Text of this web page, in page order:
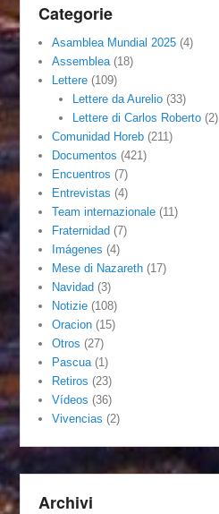
Categorie
Asamblea Mundial 2025 (4)
Assemblea (18)
Lettere (109)
Lettere da Aurelio(33)
Lettere di Carlos Roberto(2)
Comunidad Horeb (211)
Documentos (421)
Encuentros (7)
Entrevistas (4)
Team internazionale (11)
Fraternidad (7)
Imágenes (4)
Mese di Nazareth (17)
Navidad (3)
Notizie (108)
Oracion (15)
Otros (27)
Pascua (1)
Retiros (23)
Vídeos (36)
Vivencias (2)
Archivi